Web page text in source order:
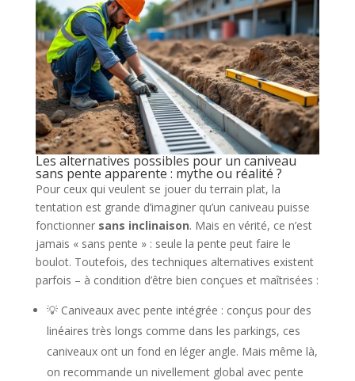
Les alternatives possibles pour un caniveau
sans pente apparente : mythe ou réalité ?
Pour ceux qui veulent se jouer du terrain plat, la
tentation est grande d’imaginer qu’un caniveau puisse
fonctionner sans inclinaison. Mais en vérité, ce n’est
jamais « sans pente » : seule la pente peut faire le
boulot. Toutefois, des techniques alternatives existent
parfois – à condition d’être bien conçues et maîtrisées :
💡 Caniveaux avec pente intégrée : conçus pour des
linéaires très longs comme dans les parkings, ces
caniveaux ont un fond en léger angle. Mais même là,
on recommande un nivellement global avec pente